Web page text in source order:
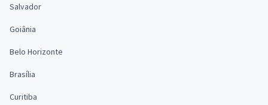
Salvador
Goiânia
Belo Horizonte
Brasília
Curitiba